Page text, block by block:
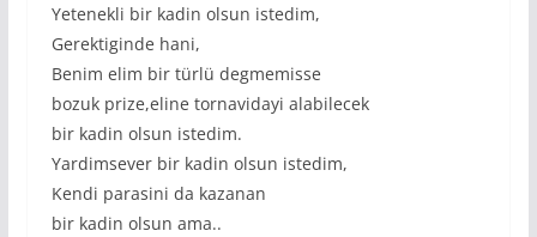
Yetenekli bir kadin olsun istedim,
Gerektiginde hani,
Benim elim bir türlü degmemisse
bozuk prize,eline tornavidayi alabilecek
bir kadin olsun istedim.
Yardimsever bir kadin olsun istedim,
Kendi parasini da kazanan
bir kadin olsun ama..